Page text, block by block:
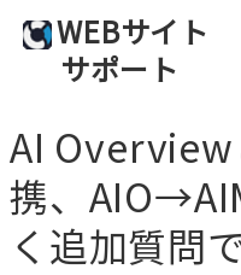
WEBサイト
サポート
AI
携、
く追加質問